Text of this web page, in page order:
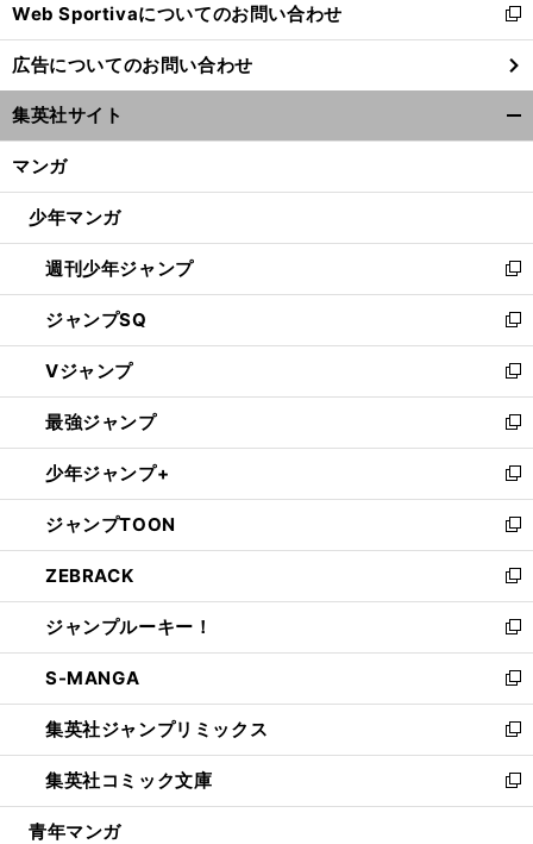
く
Web Sportivaについてのお問い合わせ
新
し
い
ウ
ィ
ン
ウ
開
く
広告についてのお問い合わせ
集英社サイト
マンガ
少年マンガ
週刊少年ジャンプ
新
し
い
ウ
ィ
ン
ド
ウ
で
開
く
ジャンプSQ
新
し
い
ウ
ィ
ン
ド
ウ
で
開
く
Vジャンプ
新
し
い
ウ
ィ
ン
ド
ウ
で
開
く
最強ジャンプ
新
し
い
ウ
ィ
ン
ド
ウ
で
開
く
少年ジャンプ+
新
し
い
ウ
ィ
ン
ド
ウ
で
開
く
ジャンプTOON
新
し
い
ウ
ィ
ン
ド
ウ
で
開
く
ZEBRACK
新
し
い
ウ
ィ
ン
ド
ウ
で
開
ジャンプルーキー！
新
し
い
ウ
ィ
ン
ド
ウ
S-MANGA
新
し
い
ウ
ィ
ン
集英社ジャンプリミックス
新
し
い
ウ
集英社コミック文庫
新
し
青年マンガ